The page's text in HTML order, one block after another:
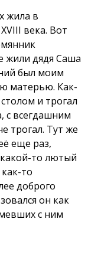
жила в
века. Вот
жили дядя Саша
был моим
матерью. Как-
и трогал
с всегдашним
трогал. Тут же
еще раз,
какой-то лютый
то
доброго
он как
с ним